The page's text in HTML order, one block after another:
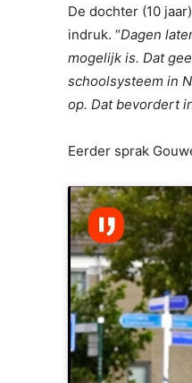
De dochter (10
indruk. “Dagen
mogelijk is. Dat
schoolsysteem in
op. Dat bevordert
Eerder sprak